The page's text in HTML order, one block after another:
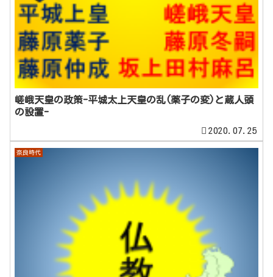
嵯峨天皇の政策-平城太上天皇の乱(薬子の変)と蔵人頭
の設置-
2020.07.25
奈良時代